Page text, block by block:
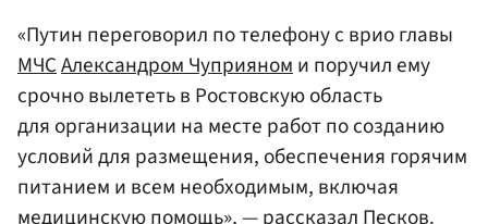
«Путин переговорил по телефону с врио главы
МЧСАлександром Чуприяноми поручил ему
срочно вылететь в Ростовскую область
для организации на месте работ по созданию
условий для размещения, обеспечения горячим
питанием и всем необходимым, включая
медицинскую помощь», — рассказал Песков.